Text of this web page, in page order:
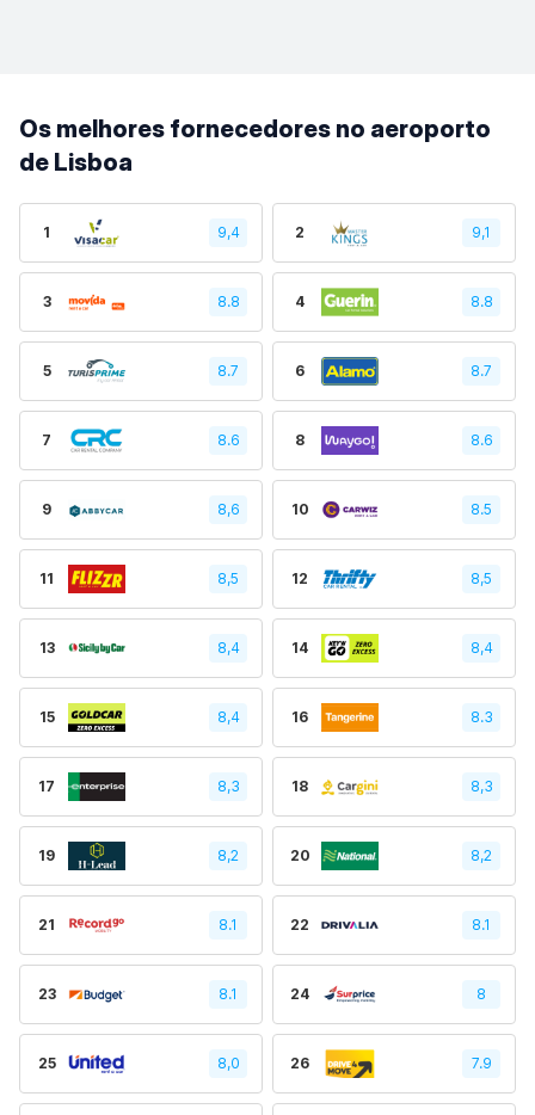
Os melhores fornecedores no aeroporto
de Lisboa
1 9,4 2 9,1
3 8.8 4 8.8
5 8.7 6 8.7
7 8.6 8 8.6
9 8,6 10 8.5
11 8,5 12 8,5
13 8,4 14 8,4
15 8,4 16 8.3
17 8,3 18 8,3
19 8,2 20 8,2
21 8.1 22 8.1
23 8.1 24 8
25 8,0 26 7.9